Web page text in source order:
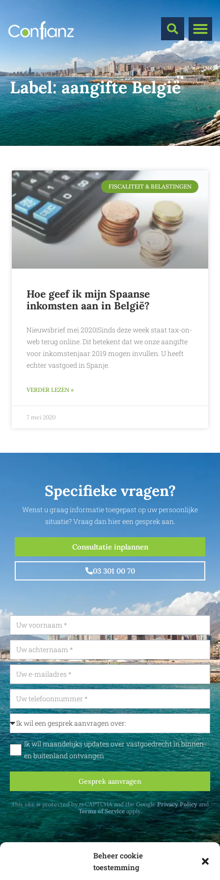
Beheer cookie
toestemming
Label:aangifte België
FISCALITEIT & BELASTINGEN
Hoe geef ik mijn Spaanse
inkomsten aan in België?
Nieuwsbrief mei 2020|Sinds deze week staat tax-on-
web terug online. Dit betekent dat we onze aangifte
voor inkomstenjaar 2019 mogen invullen. U heeft
echter vastgoed in Spanje.
VERDER LEZEN »
7 mei 2020
Specifieke vragen?
Wenst u graag informatie toegepast op uw persoonlijke
situatie? Vraag dan hier een gesprek aan.
Consultatie inplannen
03 301 00 70
Ik wil maandelijks updates over vastgoedrecht in binnen-
en buitenland ontvangen
Gesprek aanvragen
This site is protected by reCAPTCHA and the GooglePrivacy Policyand
Terms of Serviceapply.
Ontvang maandelijks updates over